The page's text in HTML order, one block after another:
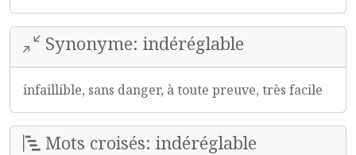
Synonyme: indéréglable
infaillible, sans danger, à toute preuve, très facile
Mots croisés: indéréglable